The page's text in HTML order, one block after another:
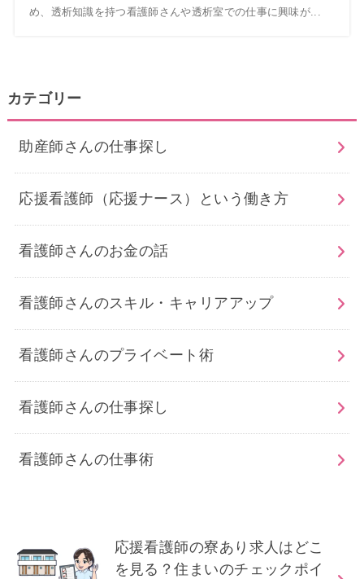
め、透析知識を持つ看護師さんや透析室での仕事に興味が...
カテゴリー
助産師さんの仕事探し
応援看護師（応援ナース）という働き方
看護師さんのお金の話
看護師さんのスキル・キャリアアップ
看護師さんのプライベート術
看護師さんの仕事探し
看護師さんの仕事術
応援看護師の寮あり求人はどこ
を見る？住まいのチェックポイ